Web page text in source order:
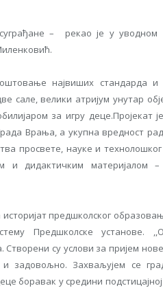
– рекао је у уводном
највиших стандарда и
сале, велики атријум унутар
за игру деце.Пројекат
Врања, а укупна вредност
просвете, науке и технолошког
и дидактичким материјалом
предшколског
Предшколске установе.
су услови за пријем
задовољно. Захваљујем се
боравак у средини